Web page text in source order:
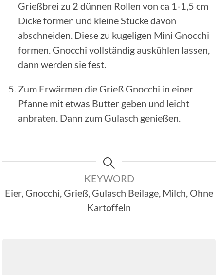
Grießbrei zu 2 dünnen Rollen von ca 1-1,5 cm
Dicke formen und kleine Stücke davon
abschneiden. Diese zu kugeligen Mini Gnocchi
formen. Gnocchi vollständig auskühlen lassen,
dann werden sie fest.
Zum Erwärmen die Grieß Gnocchi in einer
Pfanne mit etwas Butter geben und leicht
anbraten. Dann zum Gulasch genießen.
KEYWORD
Eier, Gnocchi, Grieß, Gulasch Beilage, Milch, Ohne
Kartoffeln